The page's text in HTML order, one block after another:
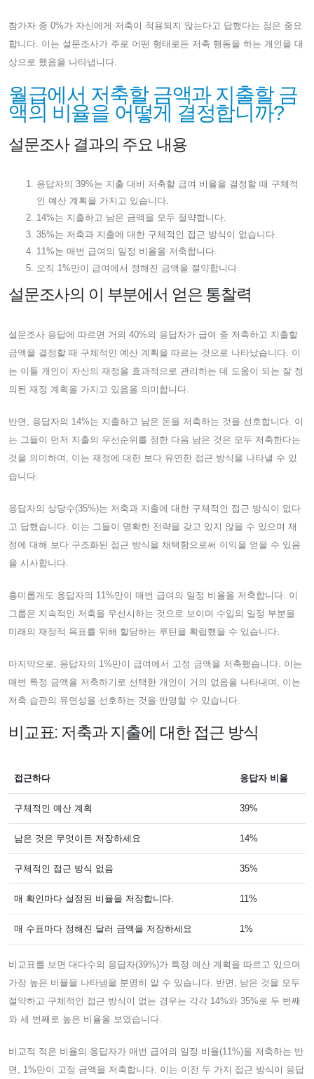
참가자 중 0%가 자신에게 저축이 적용되지 않는다고 답했다는 점은 중요
합니다. 이는 설문조사가 주로 어떤 형태로든 저축 행동을 하는 개인을 대
상으로 했음을 나타냅니다.
월급에서 저축할 금액과 지출할 금
액의 비율을 어떻게 결정합니까?
설문조사 결과의 주요 내용
응답자의 39%는 지출 대비 저축할 급여 비율을 결정할 때 구체적
인 예산 계획을 가지고 있습니다.
14%는 지출하고 남은 금액을 모두 절약합니다.
35%는 저축과 지출에 대한 구체적인 접근 방식이 없습니다.
11%는 매번 급여의 일정 비율을 저축합니다.
오직 1%만이 급여에서 정해진 금액을 절약합니다.
설문조사의 이 부분에서 얻은 통찰력
설문조사 응답에 따르면 거의 40%의 응답자가 급여 중 저축하고 지출할
금액을 결정할 때 구체적인 예산 계획을 따르는 것으로 나타났습니다. 이
는 이들 개인이 자신의 재정을 효과적으로 관리하는 데 도움이 되는 잘 정
의된 재정 계획을 가지고 있음을 의미합니다.
반면, 응답자의 14%는 지출하고 남은 돈을 저축하는 것을 선호합니다. 이
는 그들이 먼저 지출의 우선순위를 정한 다음 남은 것은 모두 저축한다는
것을 의미하며, 이는 재정에 대한 보다 유연한 접근 방식을 나타낼 수 있
습니다.
응답자의 상당수(35%)는 저축과 지출에 대한 구체적인 접근 방식이 없다
고 답했습니다. 이는 그들이 명확한 전략을 갖고 있지 않을 수 있으며 재
정에 대해 보다 구조화된 접근 방식을 채택함으로써 이익을 얻을 수 있음
을 시사합니다.
흥미롭게도 응답자의 11%만이 매번 급여의 일정 비율을 저축합니다. 이
그룹은 지속적인 저축을 우선시하는 것으로 보이며 수입의 일정 부분을
미래의 재정적 목표를 위해 할당하는 루틴을 확립했을 수 있습니다.
마지막으로, 응답자의 1%만이 급여에서 고정 금액을 저축했습니다. 이는
매번 특정 금액을 저축하기로 선택한 개인이 거의 없음을 나타내며, 이는
저축 습관의 유연성을 선호하는 것을 반영할 수 있습니다.
비교표: 저축과 지출에 대한 접근 방식
접근하다 응답자 비율
구체적인 예산 계획 39%
남은 것은 무엇이든 저장하세요 14%
구체적인 접근 방식 없음 35%
매 확인마다 설정된 비율을 저장합니다. 11%
매 수표마다 정해진 달러 금액을 저장하세요 1%
비교표를 보면 대다수의 응답자(39%)가 특정 예산 계획을 따르고 있으며
가장 높은 비율을 나타냄을 분명히 알 수 있습니다. 반면, 남은 것을 모두
절약하고 구체적인 접근 방식이 없는 경우는 각각 14%와 35%로 두 번째
와 세 번째로 높은 비율을 보였습니다.
비교적 적은 비율의 응답자가 매번 급여의 일정 비율(11%)을 저축하는 반
면, 1%만이 고정 금액을 저축합니다. 이는 이전 두 가지 접근 방식이 응답